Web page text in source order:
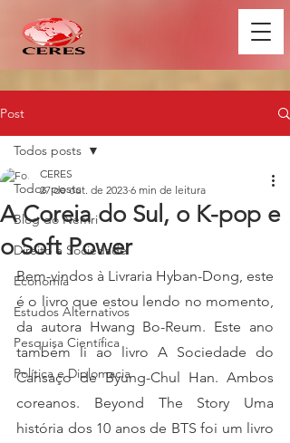
Post
Todos posts
Blog do Nemri
Direito e Sociedade
Economia
Estudos Alternativos
Pesquisa Científica
Política e Diplomacia
Todos posts
A Coreia do Sul, o K-pop e
o Soft Power
CERES
27 de out. de 2023 6 min de leitura
Bem-vindos à Livraria Hyban-Dong, este
é o livro que estou lendo no momento,
da autora Hwang Bo-Reum. Este ano
também li ao livro A Sociedade do
Cansaço de Byung-Chul Han. Ambos
coreanos. Beyond The Story Uma
história dos 10 anos de BTS foi um livro